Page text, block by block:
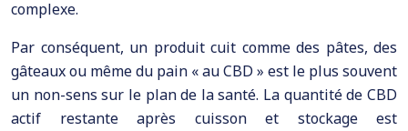
complexe.
Par conséquent, un produit cuit comme des pâtes, des
gâteaux ou même du pain « au CBD » est le plus souvent
un non-sens sur le plan de la santé. La quantité de CBD
actif restante après cuisson et stockage est